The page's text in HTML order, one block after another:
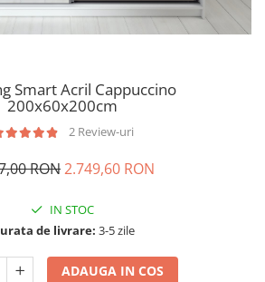
Smart Acril Cappuccino
200x60x200cm
2 Review-uri
RON2.749,60 RON
IN STOC
de livrare: 3-5 zile
ADAUGA IN COS